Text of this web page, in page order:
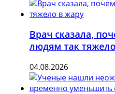
Врач сказала,
людям так
04.08.2026